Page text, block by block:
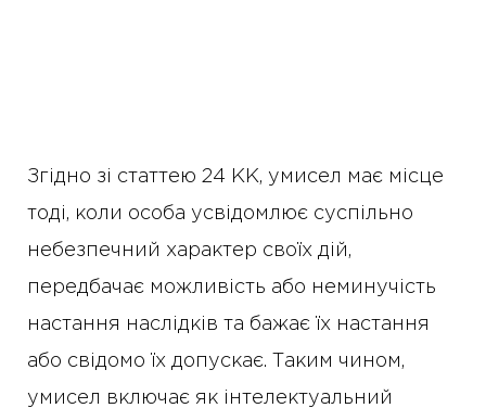
Згідно зі статтею 24 КК, умисел має місце
тоді, коли особа усвідомлює суспільно
небезпечний характер своїх дій,
передбачає можливість або неминучість
настання наслідків та бажає їх настання
або свідомо їх допускає. Таким чином,
умисел включає як інтелектуальний